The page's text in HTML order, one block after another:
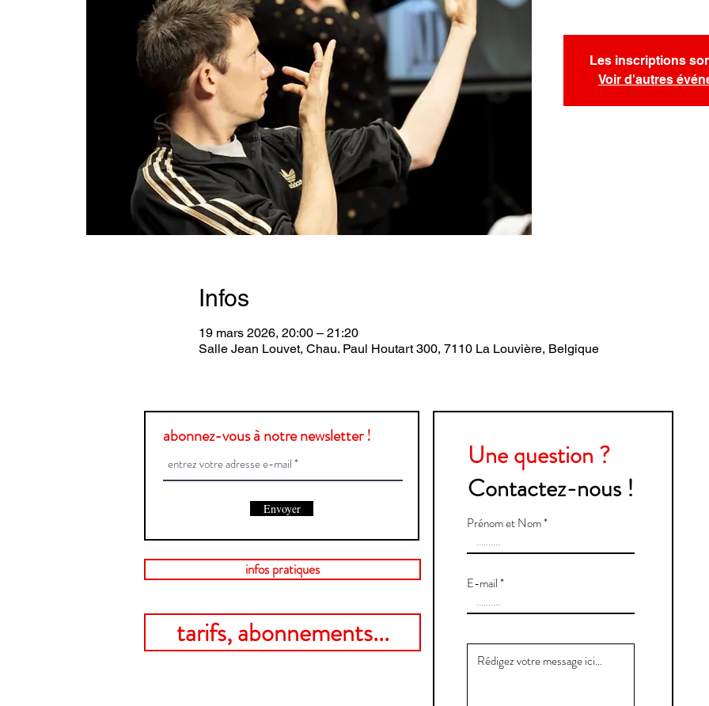
Les inscriptions
Voir d'autres
Infos
19 mars 2026, 20:00 – 21:20
Salle Jean Louvet, Chau. Paul Houtart 300, 7110 La Louvière, Belgique
abonnez-vous à notre newsletter !
Envoyer
infos pratiques
tarifs, abonnements...
Une question ?
Contactez-nous !
Prénom et Nom
E-mail